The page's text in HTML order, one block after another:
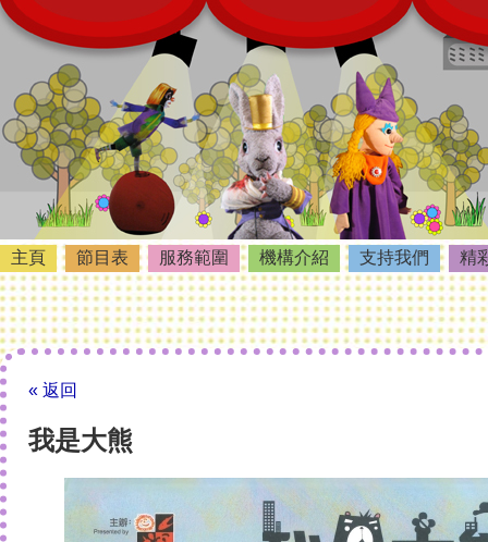
主頁 節目表 服務範圍 機構介紹 支持我們 精
« 返回
我是大熊